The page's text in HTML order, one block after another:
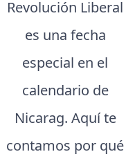
Revolución Liberal
es una fecha
especial en el
calendario de
Nicarag. Aquí te
contamos por qué